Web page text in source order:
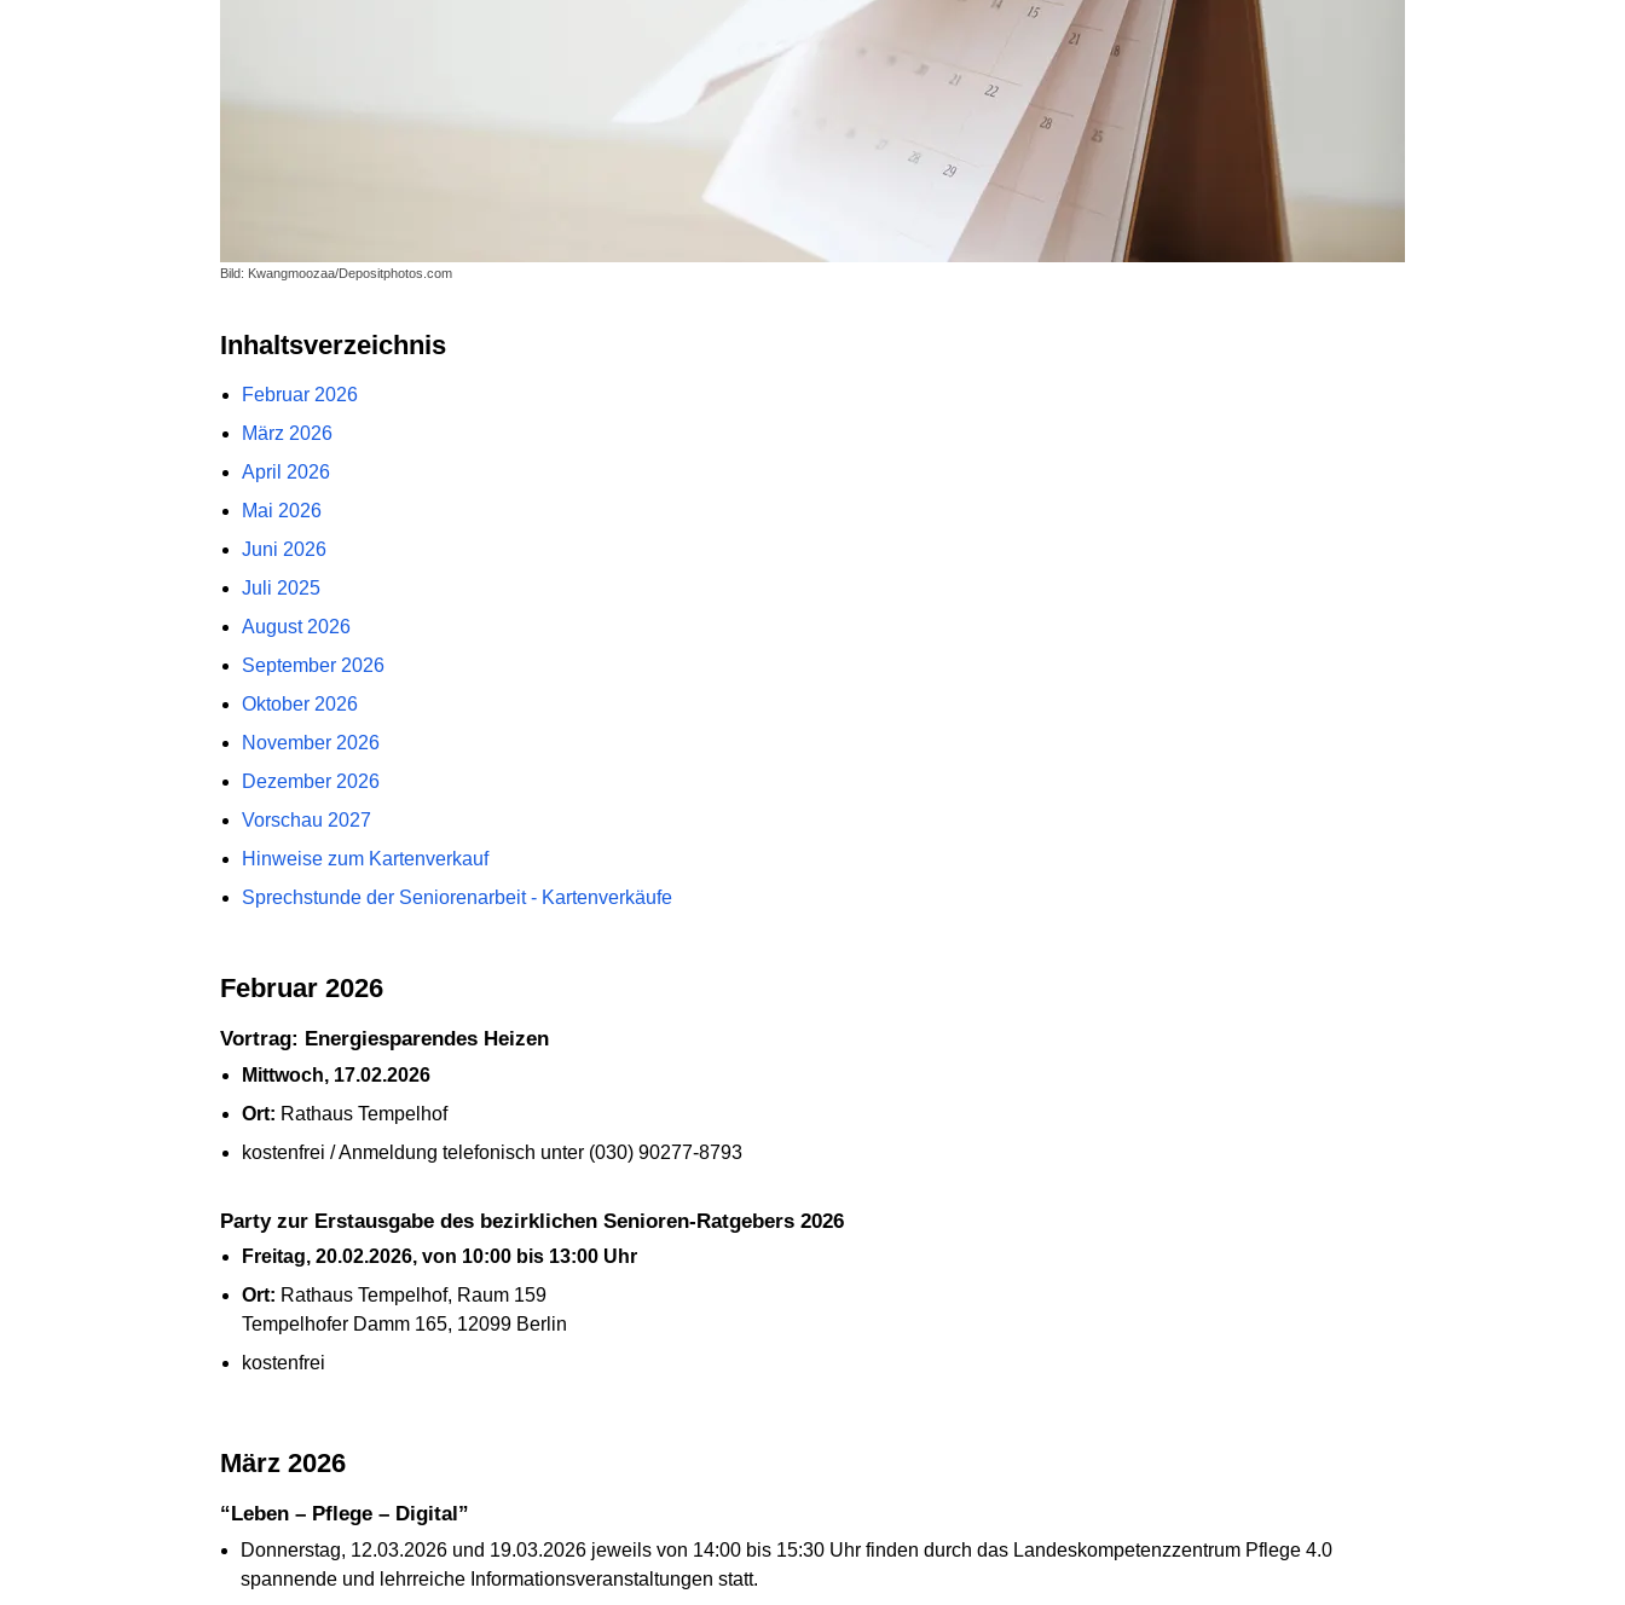
Bild: Kwangmoozaa/Depositphotos.com
Inhaltsverzeichnis
Februar 2026
März 2026
April 2026
Mai 2026
Juni 2026
Juli 2025
August 2026
September 2026
Oktober 2026
November 2026
Dezember 2026
Vorschau 2027
Hinweise zum Kartenverkauf
Sprechstunde der Seniorenarbeit - Kartenverkäufe
Februar 2026
Vortrag: Energiesparendes Heizen
Mittwoch, 17.02.2026
Ort: Rathaus Tempelhof
kostenfrei / Anmeldung telefonisch unter (030) 90277-8793
Party zur Erstausgabe des bezirklichen Senioren-Ratgebers 2026
Freitag, 20.02.2026, von 10:00 bis 13:00 Uhr
Ort: Rathaus Tempelhof, Raum 159
Tempelhofer Damm 165, 12099 Berlin
kostenfrei
März 2026
“Leben – Pflege – Digital”
Donnerstag, 12.03.2026 und 19.03.2026 jeweils von 14:00 bis 15:30 Uhr finden durch das Landeskompetenzzentrum Pflege 4.0
spannende und lehrreiche Informationsveranstaltungen statt.